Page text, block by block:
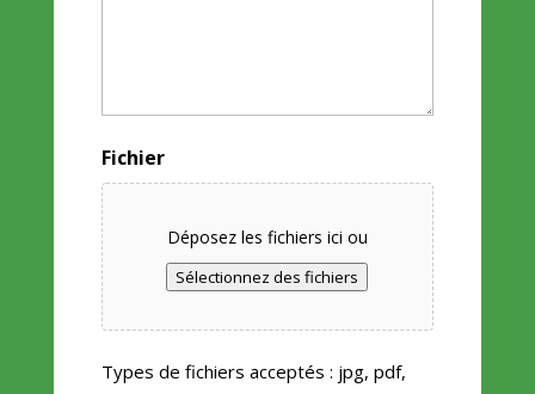
Fichier
Déposez les fichiers ici ou
Sélectionnez des fichiers
Types de fichiers acceptés : jpg, pdf,